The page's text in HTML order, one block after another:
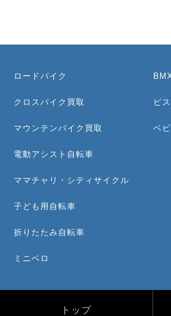
ロードバイク
クロスバイク買取
マウンテンバイク買取
電動アシスト自転車
ママチャリ・シティサイクル
子ども用自転車
折りたたみ自転車
ミニベロ
ピ
ベ
トップ